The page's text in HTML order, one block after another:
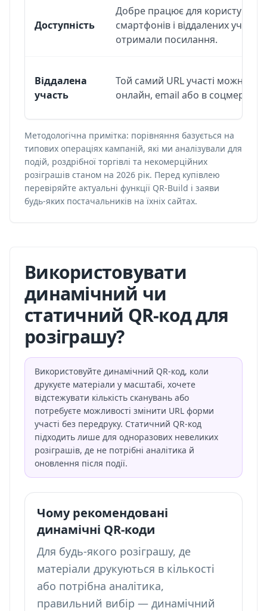
Доступність
Добре працює для користувачів
смартфонів і віддалених
отримали посилання.
Віддалена
участь
Той самий URL участі можна
онлайн, email або в
Методологічна примітка: порівняння базується на
типових операціях кампаній, які ми аналізували для
подій, роздрібної торгівлі та некомерційних
розіграшів станом на 2026 рік. Перед купівлею
перевіряйте актуальні функції QR-Build і заяви
будь-яких постачальників на їхніх сайтах.
Використовувати
динамічний чи
статичний QR-код для
розіграшу?
Використовуйте динамічний QR-код, коли
друкуєте матеріали у масштабі, хочете
відстежувати кількість сканувань або
потребуєте можливості змінити URL форми
участі без передруку. Статичний QR-код
підходить лише для одноразових невеликих
розіграшів, де не потрібні аналітика й
оновлення після події.
Чому рекомендовані
динамічні QR-коди
Для будь-якого розіграшу, де
матеріали друкуються в кількості
або потрібна аналітика,
правильний вибір — динамічний